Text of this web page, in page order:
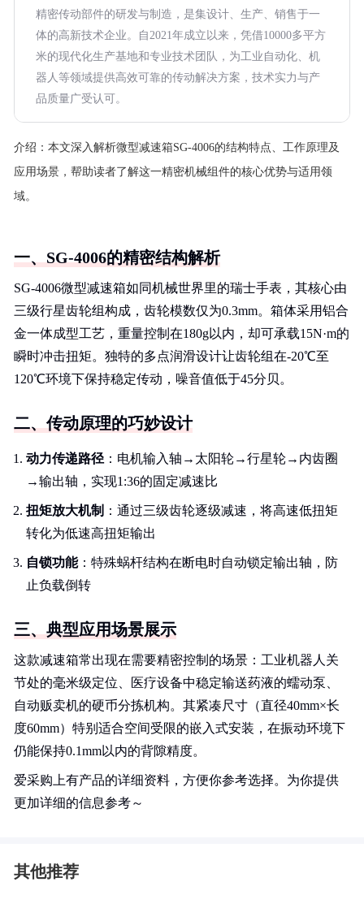
精密传动部件的研发与制造，是集设计、生产、销售于一
体的高新技术企业。自2021年成立以来，凭借10000多平方
米的现代化生产基地和专业技术团队，为工业自动化、机
器人等领域提供高效可靠的传动解决方案，技术实力与产
品质量广受认可。
介绍： 本文深入解析微型减速箱SG-4006的结构特点、工作原理及
应用场景，帮助读者了解这一精密机械组件的核心优势与适用领
域。
一、SG-4006的精密结构解析
SG-4006微型减速箱如同机械世界里的瑞士手表，其核心由
三级行星齿轮组构成，齿轮模数仅为0.3mm。箱体采用铝合
金一体成型工艺，重量控制在180g以内，却可承载15N·m的
瞬时冲击扭矩。独特的多点润滑设计让齿轮组在-20℃至
120℃环境下保持稳定传动，噪音值低于45分贝。
二、传动原理的巧妙设计
动力传递路径 ：电机输入轴→太阳轮→行星轮→内齿圈
→输出轴，实现1:36的固定减速比
扭矩放大机制 ：通过三级齿轮逐级减速，将高速低扭矩
转化为低速高扭矩输出
自锁功能：特殊蜗杆结构在断电时自动锁定输出轴，防
止负载倒转
三、典型应用场景展示
这款减速箱常出现在需要精密控制的场景：工业机器人关
节处的毫米级定位、医疗设备中稳定输送药液的蠕动泵、
自动贩卖机的硬币分拣机构。其紧凑尺寸（直径40mm×长
度60mm）特别适合空间受限的嵌入式安装，在振动环境下
仍能保持0.1mm以内的背隙精度。
爱采购上有产品的详细资料，方便你参考选择。为你提供
更加详细的信息参考～
其他推荐